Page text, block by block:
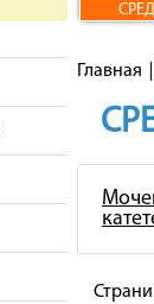
Главная